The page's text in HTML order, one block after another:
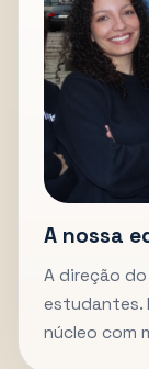
A nossa
A direção
estudantes.
núcleo com